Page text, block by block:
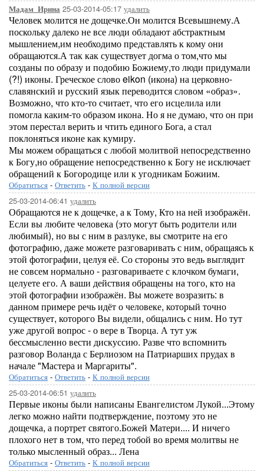
Мадам_Ирина 25-03-2014-05:17 удалить
Человек молится не дощечке.Он молится Всевышнему.А
поскольку далеко не все люди обладают абстрактным
мышлением,им необходимо представлять к кому они
обращаются.А так как существует догма о том,что мы
созданы по образу и подобию Божиему,то люди придумали
(?!) иконы. Греческое слово eikon (икона) на церковно-
славянский и русский язык переводится словом «образ».
Возможно, что кто-то считает, что его исцелила или
помогла каким-то образом икона. Но я не думаю, что он при
этом перестал верить и чтить единого Бога, а стал
поклоняться иконе как кумиру.
Мы можем обращаться с любой молитвой непосредственно
к Богу,но обращение непосредственно к Богу не исключает
обращений к Богородице или к угодникам Божиим.
Обратиться - Ответить - К полной версии
25-03-2014-06:41 удалить
Обращаются не к дощечке, а к Тому, Кто на ней изображён.
Если вы любите человека (это могут быть родители или
любимый), но вы с ним в разлуке, вы смотрите на его
фотографию, даже можете разговаривать с ним, обращаясь к
этой фотографии, целуя её. Со стороны это ведь выглядит
не совсем нормально - разговариваете с клочком бумаги,
целуете его. А ваши действия обращены на того, кто на
этой фотографии изображён. Вы можете возразить: в
данном примере речь идёт о человеке, который точно
существует, которого Вы видели, общались с ним. Но тут
уже другой вопрос - о вере в Творца. А тут уж
бессмысленно вести дискуссию. Разве что вспомнить
разговор Воланда с Берлиозом на Патриарших прудах в
начале "Мастера и Маргариты".
Обратиться - Ответить - К полной версии
25-03-2014-06:51 удалить
Первые иконы были написаны Евангелистом Лукой...Этому
легко можно найти подтверждение, поэтому это не
дощечка, а портрет святого.Божей Матери.... И ничего
плохого нет в том, что перед тобой во время молитвы не
только мысленный образ... Лена
Обратиться - Ответить - К полной версии